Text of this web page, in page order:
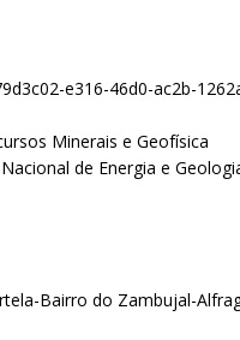
e316-46d0-ac2b-
Minerais e Geofísica
de Energia e
Bairro do Zambujal-